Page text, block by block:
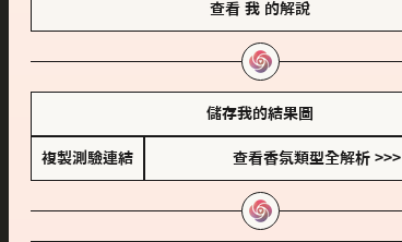
查看 我 的解說
儲存我的結果圖
複製測驗連結 查看香氛類型全解析 >>>